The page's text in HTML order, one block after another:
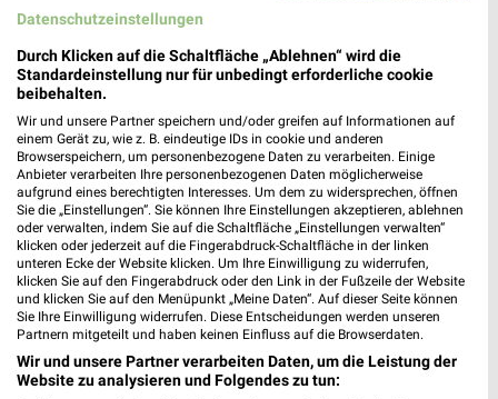
Heute 09:00 - 20:00 Uhr |
196,21 km
alloptik Schneeberg
Markt 23
08289 Schneeberg
Heute 09:00 - 18:00 Uhr |
Öffnet in 16 Sek.
220,48 km
Apollo Chemnitz
Wladimir-Sagorski-Straße 22
09122 Chemnitz
Heute 09:30 - 20:00 Uhr | Öffnet in 30 Min.
Datenschutzeinstellungen
Durch Klicken auf die Schaltfläche „Ablehnen“ wird die
Standardeinstellung nur für unbedingt erforderliche cookie
beibehalten.
Wir und unsere Partner speichern und/oder greifen auf Informationen auf
einem Gerät zu, wie z. B. eindeutige IDs in cookie und anderen
Browserspeichern, um personenbezogene Daten zu verarbeiten. Einige
Anbieter verarbeiten Ihre personenbezogenen Daten möglicherweise
aufgrund eines berechtigten Interesses. Um dem zu widersprechen, öffnen
Sie die „Einstellungen“. Sie können Ihre Einstellungen akzeptieren, ablehnen
oder verwalten, indem Sie auf die Schaltfläche „Einstellungen verwalten“
klicken oder jederzeit auf die Fingerabdruck-Schaltfläche in der linken
unteren Ecke der Website klicken. Um Ihre Einwilligung zu widerrufen,
klicken Sie auf den Fingerabdruck oder den Link in der Fußzeile der Website
und klicken Sie auf den Menüpunkt „Meine Daten“. Auf dieser Seite können
Sie Ihre Einwilligung widerrufen. Diese Entscheidungen werden unseren
Partnern mitgeteilt und haben keinen Einfluss auf die Browserdaten.
Wir und unsere Partner verarbeiten Daten, um die Leistung der
Website zu analysieren und Folgendes zu tun: